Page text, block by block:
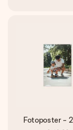
Fotoposter -